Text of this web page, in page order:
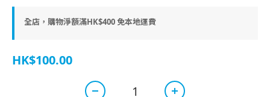
全店，購物淨額滿HK$400 免本地運費
HK$100.00